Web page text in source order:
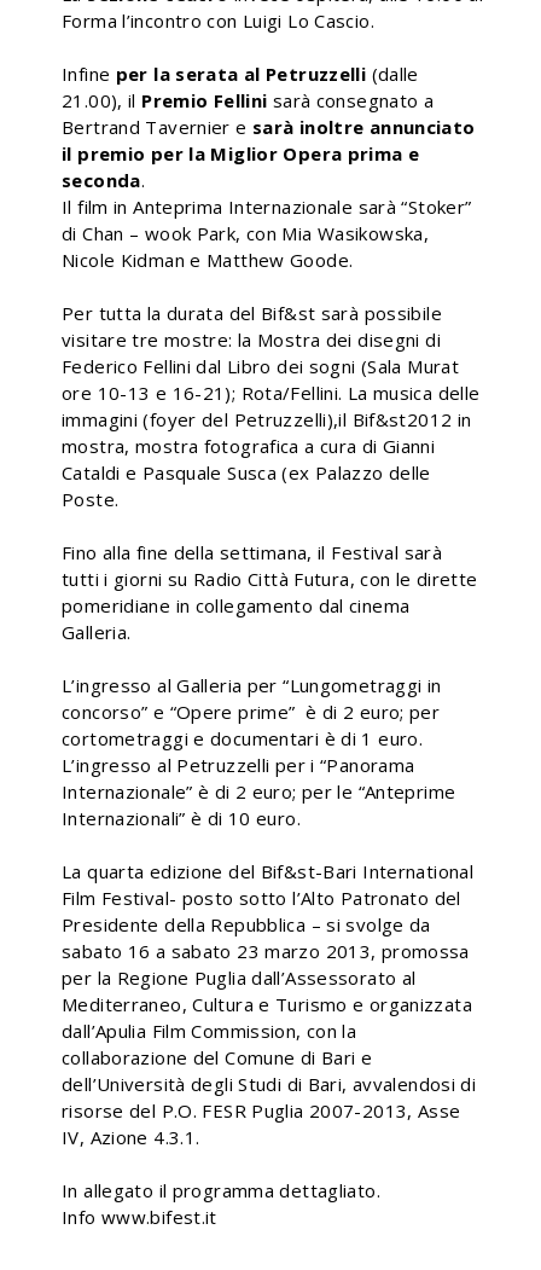
Forma l’incontro con Luigi Lo Cascio.
Infine per la serata al Petruzzelli (dalle
21.00), il Premio Fellini sarà consegnato a
Bertrand Tavernier e sarà inoltre annunciato
il premio per la Miglior Opera prima e
seconda.
Il film in Anteprima Internazionale sarà “Stoker”
di Chan – wook Park, con Mia Wasikowska,
Nicole Kidman e Matthew Goode.
Per tutta la durata del Bif&st sarà possibile
visitare tre mostre: la Mostra dei disegni di
Federico Fellini dal Libro dei sogni (Sala Murat
ore 10-13 e 16-21); Rota/Fellini. La musica delle
immagini (foyer del Petruzzelli),il Bif&st2012 in
mostra, mostra fotografica a cura di Gianni
Cataldi e Pasquale Susca (ex Palazzo delle
Poste.
Fino alla fine della settimana, il Festival sarà
tutti i giorni su Radio Città Futura, con le dirette
pomeridiane in collegamento dal cinema
Galleria.
L’ingresso al Galleria per “Lungometraggi in
concorso” e “Opere prime” è di 2 euro; per
cortometraggi e documentari è di 1 euro.
L’ingresso al Petruzzelli per i “Panorama
Internazionale” è di 2 euro; per le “Anteprime
Internazionali” è di 10 euro.
La quarta edizione del Bif&st-Bari International
Film Festival- posto sotto l’Alto Patronato del
Presidente della Repubblica – si svolge da
sabato 16 a sabato 23 marzo 2013, promossa
per la Regione Puglia dall’Assessorato al
Mediterraneo, Cultura e Turismo e organizzata
dall’Apulia Film Commission, con la
collaborazione del Comune di Bari e
dell’Università degli Studi di Bari, avvalendosi di
risorse del P.O. FESR Puglia 2007-2013, Asse
IV, Azione 4.3.1.
In allegato il programma dettagliato.
Info www.bifest.it